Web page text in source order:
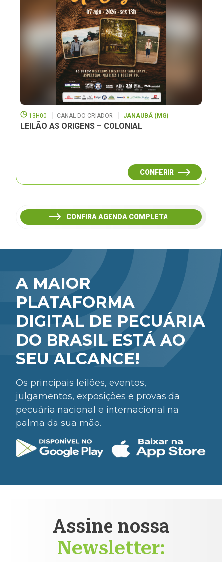
13H00 CANAL DO CRIADOR JANAUBÁ (MG)
LEILÃO AS ORIGENS – COLONIAL
CONFERIR
CONFIRA AGENDA COMPLETA
A MAIOR
PLATAFORMA
DIGITAL DE PECUÁRIA
DO BRASIL ESTÁ AO
SEU ALCANCE!
Os principais leilões, eventos,
julgamentos, exposições e provas da
pecuária nacional e internacional na
palma da sua mão.
Assine nossa
Newsletter: